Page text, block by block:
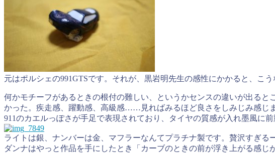
元はポルシェの991GTSです。それが、黒岩明先生の感性にかかると、こう
何かモチーフがあるときの根付の難しい、というかセンスの違いが出る
かった。疾走感、躍動感、高級感……見ればみるほど良さをしみじみ感じま
911のカエルっぽさが手足で表現されており、タイヤの質感が入れ墨風に
ライトは銀、ナンバーは金、マフラーなんてプラチナ製です。贅沢すぎる
ダンナはやっと作品を手にしたとき「カーブのときの前が浮き上がる感